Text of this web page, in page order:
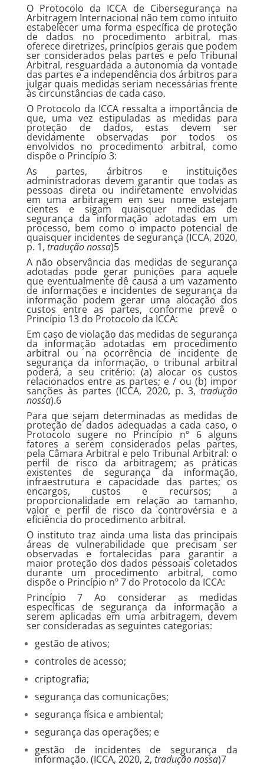
O Protocolo da ICCA de Cibersegurança na
Arbitragem Internacional não tem como intuito
estabelecer uma forma específica de proteção
de dados no procedimento arbitral, mas
oferece diretrizes, princípios gerais que podem
ser considerados pelas partes e pelo Tribunal
Arbitral, resguardada a autonomia da vontade
das partes e a independência dos árbitros para
julgar quais medidas seriam necessárias frente
às circunstâncias de cada caso.
O Protocolo da ICCA ressalta a importância de
que, uma vez estipuladas as medidas para
proteção de dados, estas devem ser
devidamente observadas por todos os
envolvidos no procedimento arbitral, como
dispõe o Princípio 3:
As partes, árbitros e instituições
administradoras devem garantir que todas as
pessoas direta ou indiretamente envolvidas
em uma arbitragem em seu nome estejam
cientes e sigam quaisquer medidas de
segurança da informação adotadas em um
processo, bem como o impacto potencial de
quaisquer incidentes de segurança (ICCA, 2020,
p. 1, tradução nossa)5
A não observância das medidas de segurança
adotadas pode gerar punições para aquele
que eventualmente dê causa a um vazamento
de informações e incidentes de segurança da
informação podem gerar uma alocação dos
custos entre as partes, conforme prevê o
Princípio 13 do Protocolo da ICCA:
Em caso de violação das medidas de segurança
da informação adotadas em procedimento
arbitral ou na ocorrência de incidente de
segurança da informação, o tribunal arbitral
poderá, a seu critério: (a) alocar os custos
relacionados entre as partes; e / ou (b) impor
sanções às partes (ICCA, 2020, p. 3,tradução
nossa).6
Para que sejam determinadas as medidas de
proteção de dados adequadas a cada caso, o
Protocolo sugere no Princípio nº 6 alguns
fatores a serem considerados pelas partes,
pela Câmara Arbitral e pelo Tribunal Arbitral: o
perfil de risco da arbitragem; as práticas
existentes de segurança da informação,
infraestrutura e capacidade das partes; os
encargos, custos e recursos; a
proporcionalidade em relação ao tamanho,
valor e perfil de risco da controvérsia e a
eficiência do procedimento arbitral.
O instituto traz ainda uma lista das principais
áreas de vulnerabilidade que precisam ser
observadas e fortalecidas para garantir a
maior proteção dos dados pessoais coletados
durante um procedimento arbitral, como
dispõe o Princípio nº 7 do Protocolo da ICCA:
Princípio 7 Ao considerar as medidas
específicas de segurança da informação a
serem aplicadas em uma arbitragem, devem
ser consideradas as seguintes categorias:
gestão de ativos;
controles de acesso;
criptografia;
segurança das comunicações;
segurança física e ambiental;
segurança das operações; e
gestão de incidentes de segurança da
informação. (ICCA, 2020, 2, tradução nossa)7